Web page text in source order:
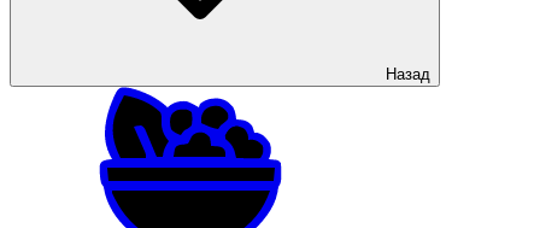
Назад